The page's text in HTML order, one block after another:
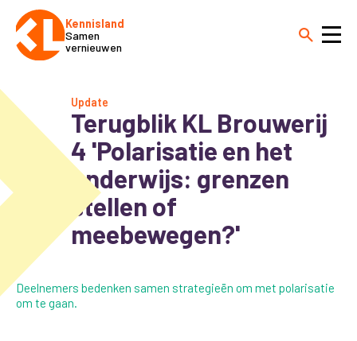
Kennisland
Samen
vernieuwen
Update
Terugblik KL Brouwerij
4 'Polarisatie en het
onderwijs: grenzen
stellen of
meebewegen?'
Deelnemers bedenken samen strategieën om met polarisatie
om te gaan.